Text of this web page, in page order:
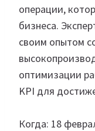
операции,
бизнеса.
своим опытом
оптимизации
KPI для
Когда: 18